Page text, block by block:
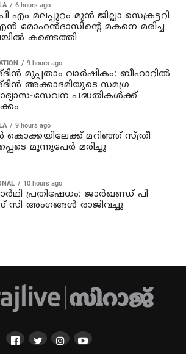
6 hours ago
എം മലപ്പുറം മുന്‍ ജില്ലാ സെക്രട്ടറി
മോഹന്‍ദാസിന്റെ മകനെ മരിച്ച
കണ്ടെത്തി
9 hours ago
മുപ്പതാം വാര്‍ഷികം: ബീഹാറില്‍
അക്കാദമിയുടെ സമഗ്ര
സേവന പദ്ധതികള്‍ക്ക്
9 hours ago
കൊക്കയിലേക്ക് മറിഞ്ഞ് സ്ത്രീ
മൂന്നുപേര്‍ മരിച്ചു
10 hours ago
പ്രതിഷേധം: ജാര്‍ഖണ്ഡ് പി
അംഗങ്ങള്‍ രാജിവച്ചു